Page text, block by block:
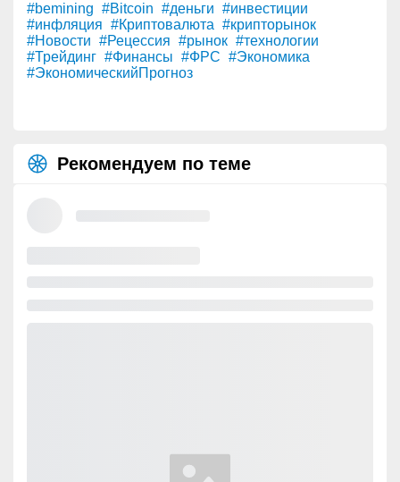
#bemining #Bitcoin #деньги #инвестиции
#инфляция #Криптовалюта #крипторынок
#Новости #Рецессия #рынок #технологии
#Трейдинг #Финансы #ФРС #Экономика
#ЭкономическийПрогноз
Рекомендуем по теме